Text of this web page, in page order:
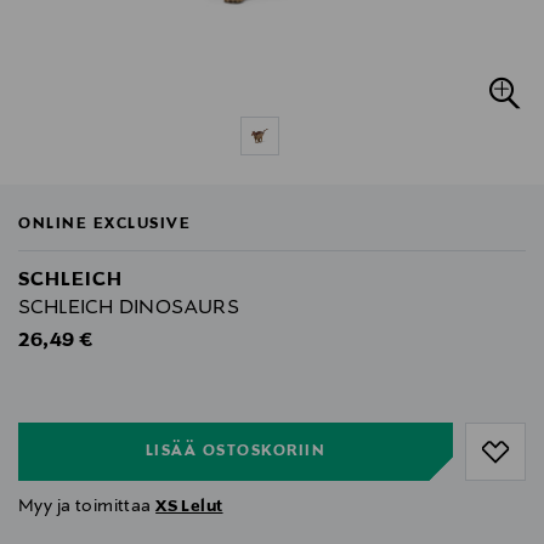
ONLINE EXCLUSIVE
SCHLEICH
SCHLEICH DINOSAURS
Original Price
26,49 €
LISÄÄ OSTOSKORIIN
Myy ja toimittaaXS Lelut